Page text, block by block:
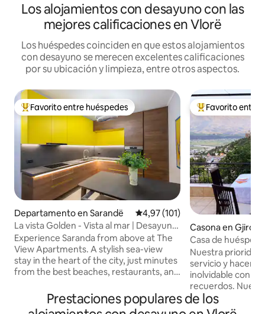
Los alojamientos con desayuno con las
mejores calificaciones en Vlorë
Los huéspedes coinciden en que estos alojamientos
con desayuno se merecen excelentes calificaciones
por su ubicación y limpieza, entre otros aspectos.
Favorito entre los huéspedes más destacados
Favorito entre huéspedes
Departamento en Sarandë Calificación promedio: 4,97 de
4,97 (101)
La vista Golden - Vista al mar | Desayuno
| Estacionamiento gratuito
Experience Saranda from above at The
View Apartments. A stylish sea-view
stay in the heart of the city, just minutes
from the best beaches, restaurants, and
escape with breathtaking views from
your private balcony. ☞ FREE private
Favorito entre
Favorito entre
Casona en
Casa de
Nuestra prioridad
servicio y hacer
inolvidable con
recuerdos.
encuentra frente
Gjirokastra y
Prestaciones populares de los